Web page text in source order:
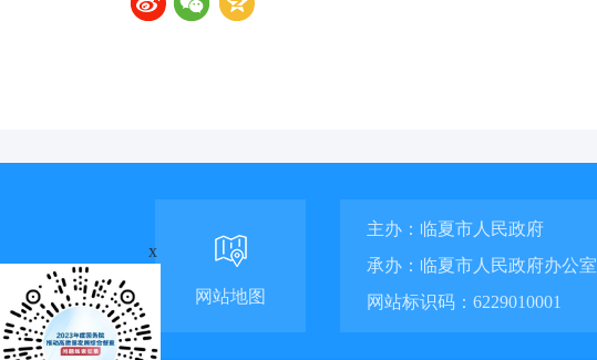
网站地图
主办：临夏市人民政府
承办：临夏市人民政府办公室
网站标识码：6229010001
x